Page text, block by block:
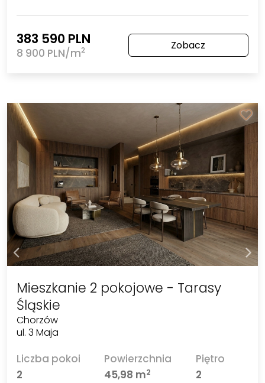
383 590 PLN
8 900 PLN/m2 Zobacz
Mieszkanie 2 pokojowe - Tarasy
Śląskie
Chorzów
ul. 3 Maja
Liczba pokoi
2
Powierzchnia
45,98 m2
Piętro
2